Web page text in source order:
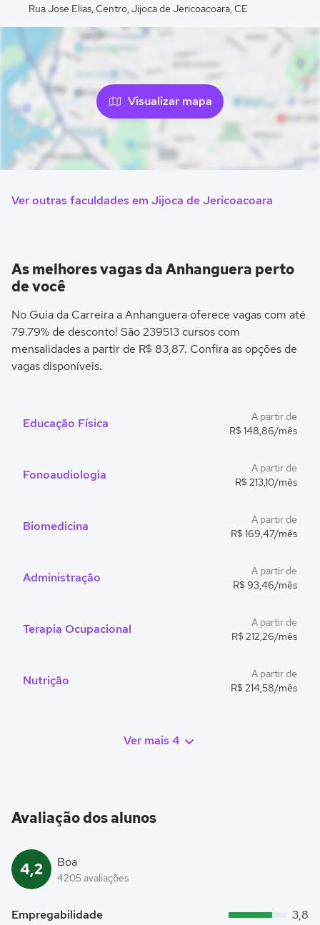
Rua Jose Elias, Centro, Jijoca de Jericoacoara, CE
Visualizar mapa
Ver outras faculdades em Jijoca de Jericoacoara
As melhores vagas da Anhanguera perto
de você
No Guia da Carreira a Anhanguera oferece vagas com até
79.79% de desconto! São 239513 cursos com
mensalidades a partir de R$ 83,87. Confira as opções de
vagas disponíveis.
Educação Física
A partir de
R$ 148,86/mês
Fonoaudiologia
A partir de
R$ 213,10/mês
Biomedicina
A partir de
R$ 169,47/mês
Administração
A partir de
R$ 93,46/mês
Terapia Ocupacional
A partir de
R$ 212,26/mês
Nutrição
A partir de
R$ 214,58/mês
Ver mais 4
Avaliação dos alunos
4,2 Boa
4205 avaliações
Empregabilidade 3,8